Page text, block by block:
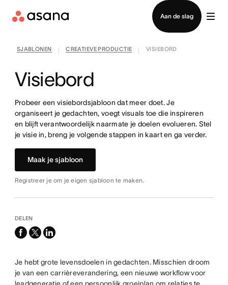
Aan de slag
Contact opnemen met verkoop
SJABLONEN CREATIEVE PRODUCTIE VISIEBORD
Visiebord
Probeer een visiebordsjabloon dat meer doet. Je
organiseert je gedachten, voegt visuals toe die inspireren
en blijft verantwoordelijk naarmate je doelen evolueren. Stel
je visie in, breng je volgende stappen in kaart en ga verder.
Maak je sjabloon
Registreer je om je eigen sjabloon te maken.
DELEN
facebook
x-
linkedin
Je hebt grote levensdoelen in gedachten. Misschien droom
je van een carrièreverandering, een nieuwe workflow voor